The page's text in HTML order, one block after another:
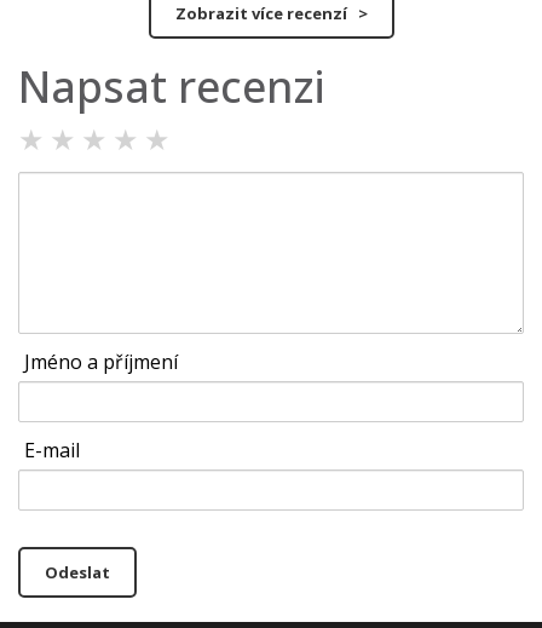
Zobrazit více recenzí >
Napsat recenzi
★ ★ ★ ★ ★
Jméno a příjmení
E-mail
Odeslat